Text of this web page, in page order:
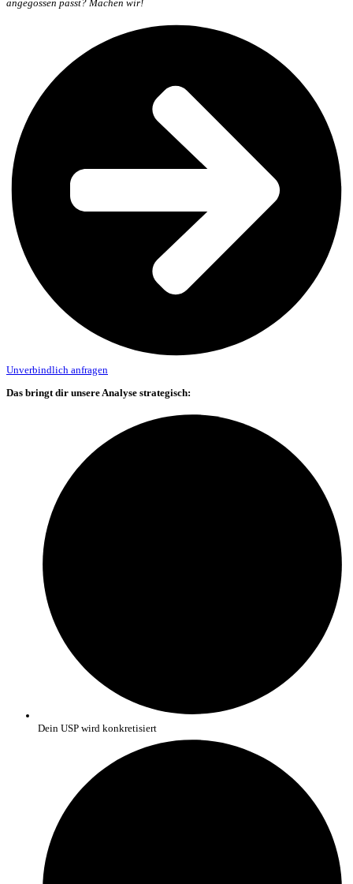
angegossen passt? Machen wir!
Unverbindlich anfragen
Das bringt dir unsere Analyse strategisch:
Dein USP wird konkretisiert